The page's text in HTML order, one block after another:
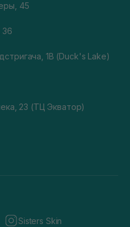
45
36
1В (Duck's Lake)
23 (ТЦ Экватор)
Sisters Skin